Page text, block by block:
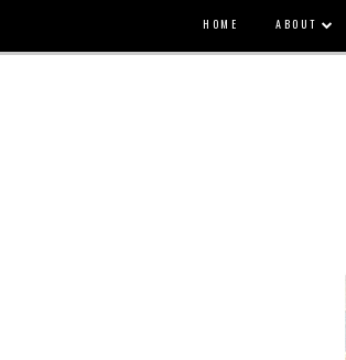
HOME ABOUT